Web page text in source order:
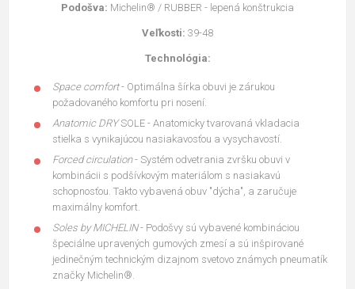
Podošva: Michelin® / RUBBER - lepená konštrukcia
Veľkosti: 39-48
Technológia:
Space comfort- Optimálna šírka obuvi je zárukou
požadovaného komfortu pri nosení.
Anatomic DRYSOLE - Anatomicky tvarovaná vkladacia
stielka s vynikajúcou nasiakavosťou a vysychavostí.
Forced circulation- Systém odvetrania zvršku obuvi v
kombinácii s podšívkovým materiálom s nasiakavú
schopnosťou. Takto vybavená obuv "dýcha", a zaručuje
maximálny komfort.
Soles by MICHELIN- Podošvy sú vybavené kombináciou
špeciálne upravených gumových zmesí a sú inšpirované
jedinečným technickým dizajnom svetovo známych pneumatík
značky Michelin®.